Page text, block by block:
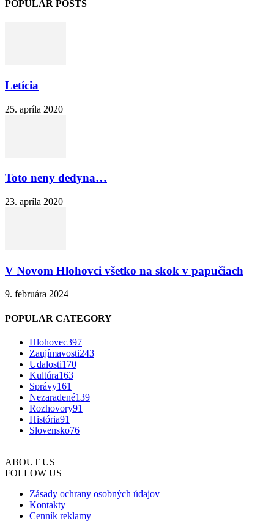
POPULAR POSTS
Letícia
25. apríla 2020
Toto neny dedyna…
23. apríla 2020
V Novom Hlohovci všetko na skok v papučiach
9. februára 2024
POPULAR CATEGORY
Hlohovec397
Zaujímavosti243
Udalosti170
Kultúra163
Správy161
Nezaradené139
Rozhovory91
História91
Slovensko76
ABOUT US
FOLLOW US
Zásady ochrany osobných údajov
Kontakty
Cenník reklamy